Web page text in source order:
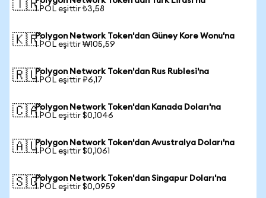
🇹🇷1 POL eşittir ₺3,58
🇰🇷Polygon Network Token'dan Güney Kore Wonu'na
1 POL eşittir ₩105,59
🇷🇺Polygon Network Token'dan Rus Rublesi'na
1 POL eşittir ₽6,17
🇨🇦Polygon Network Token'dan Kanada Doları'na
1 POL eşittir $0,1046
🇦🇺Polygon Network Token'dan Avustralya Doları'na
1 POL eşittir $0,1061
🇸🇬Polygon Network Token'dan Singapur Doları'na
1 POL eşittir $0,0959